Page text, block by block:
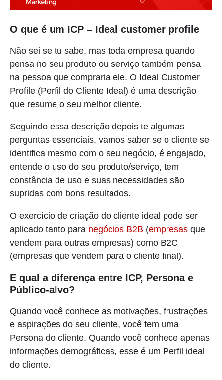
O que é um ICP – Ideal customer profile
Não sei se tu sabe, mas toda empresa quando
pensa no seu produto ou serviço também pensa
na pessoa que compraria ele. O Ideal Customer
Profile (Perfil do Cliente Ideal) é uma descrição
que resume o seu melhor cliente.
Seguindo essa descrição depois te algumas
perguntas essenciais, vamos saber se o cliente se
identifica mesmo com o seu negócio, é engajado,
entende o uso do seu produto/serviço, tem
constância de uso e suas necessidades são
supridas com bons resultados.
O exercício de criação do cliente ideal pode ser
aplicado tanto para negócios B2B (empresas que
vendem para outras empresas) como B2C
(empresas que vendem para o cliente final).
E qual a diferença entre ICP, Persona e
Público-alvo?
Quando você conhece as motivações, frustrações
e aspirações do seu cliente, você tem uma
Persona do cliente. Quando você conhece apenas
informações demográficas, esse é um Perfil ideal
do cliente.